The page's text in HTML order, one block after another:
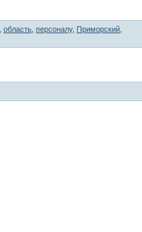
область персоналу, Приморский